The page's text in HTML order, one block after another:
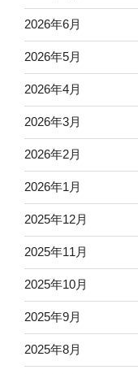
2026年6月
2026年5月
2026年4月
2026年3月
2026年2月
2026年1月
2025年12月
2025年11月
2025年10月
2025年9月
2025年8月